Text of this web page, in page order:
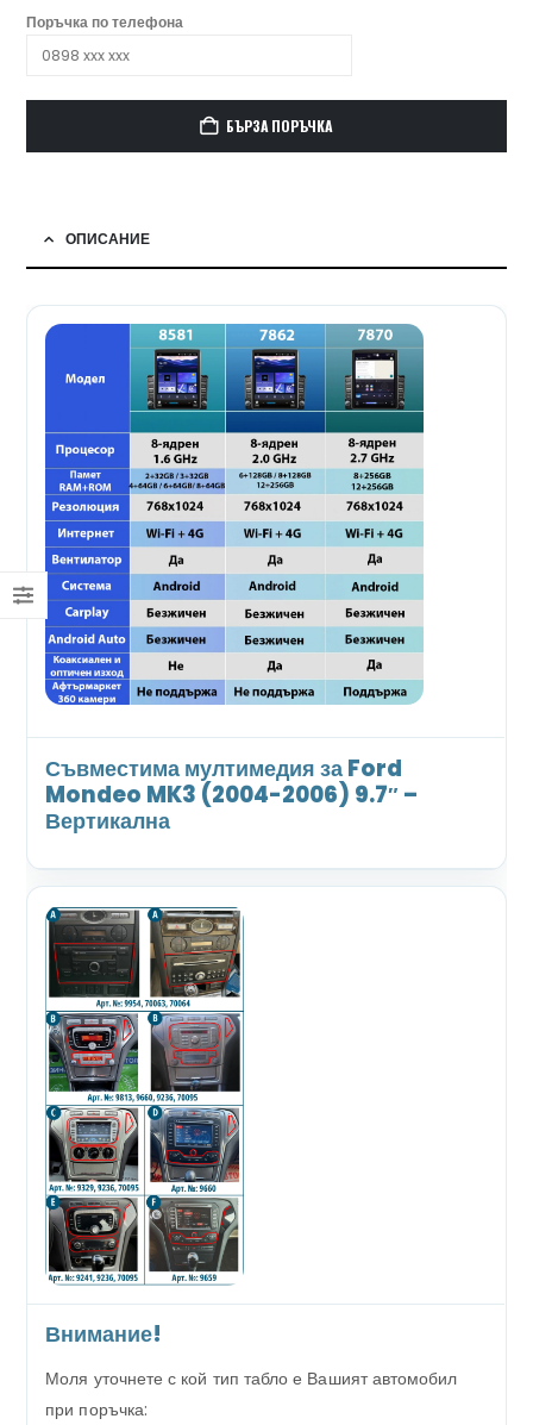
Поръчка по телефона
БЪРЗА ПОРЪЧКА
ОПИСАНИЕ
Съвместима мултимедия за Ford
Mondeo MK3 (2004-2006) 9.7″ –
Вертикална
Внимание!
Моля уточнете с кой тип табло е Вашият автомобил
при поръчка: